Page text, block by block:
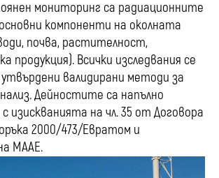
мониторинг са радиационните
компоненти на околната
почва, растителност,
продукция). Всички изследвания се
валидирани методи за
Дейностите са напълно
изискванията на чл. 35 от Договора
2000/473/Евратом и
МААЕ.